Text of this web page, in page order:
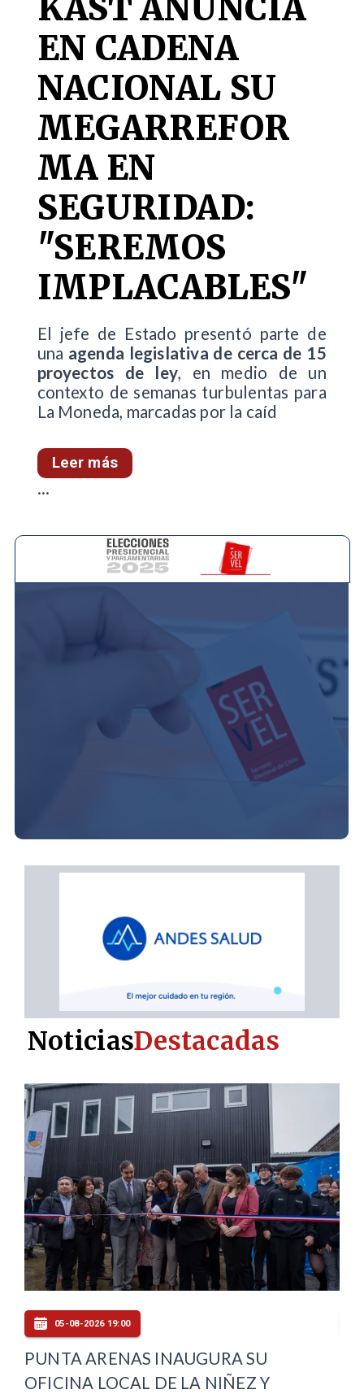
EN CADENA
NACIONAL SU
MEGARREFOR
MA EN
SEGURIDAD:
"SEREMOS
IMPLACABLES"
El jefe de Estado presentó parte de
una agenda legislativa de cerca de 15
proyectos de ley, en medio de un
contexto de semanas turbulentas para
La Moneda, marcadas por la caíd
Leer más
...
05-08-2026 19:00
PUNTA ARENAS INAUGURA SU
OFICINA LOCAL DE LA NIÑEZ Y
NoticiasDestacadas